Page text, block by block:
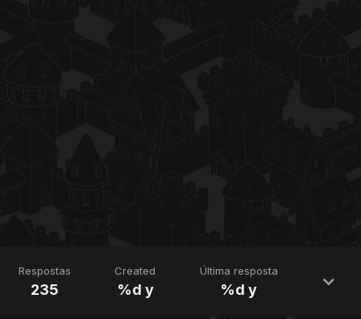
Respostas
235
Created
%d y
Última resposta
%d y